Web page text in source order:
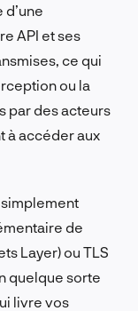
d’une
API et ses
ce qui
ou la
par des acteurs
à accéder aux
simplement
de
Layer) ou TLS
quelque sorte
livre vos